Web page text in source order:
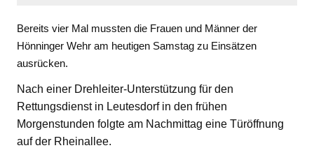
Bereits vier Mal mussten die Frauen und Männer der
Hönninger Wehr am heutigen Samstag zu Einsätzen
ausrücken.
Nach einer Drehleiter-Unterstützung für den
Rettungsdienst in Leutesdorf in den frühen
Morgenstunden folgte am Nachmittag eine Türöffnung
auf der Rheinallee.